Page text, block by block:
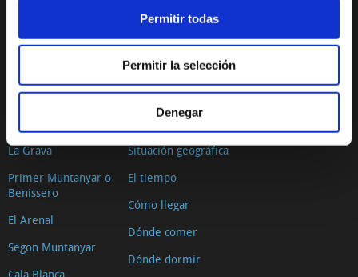
Permitir todas
Permitir la selección
Denegar
Imágenes 360º
La Grava
Primer Muntanyar o
Benissero
El Arenal
Segon Muntanyar
PLANIFICA TU VIAJE
Situación geográfica
El tiempo
Cómo llegar
Dónde comer
Dónde dormir